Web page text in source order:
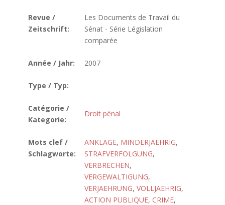
Revue /
Zeitschrift:
Les Documents de Travail du
Sénat - Série Législation
comparée
Année / Jahr: 2007
Type / Typ:
Catégorie /
Kategorie:
Droit pénal
Mots clef /
Schlagworte:
ANKLAGE, MINDERJAEHRIG,
STRAFVERFOLGUNG,
VERBRECHEN,
VERGEWALTIGUNG,
VERJAEHRUNG, VOLLJAEHRIG,
ACTION PUBLIQUE, CRIME,